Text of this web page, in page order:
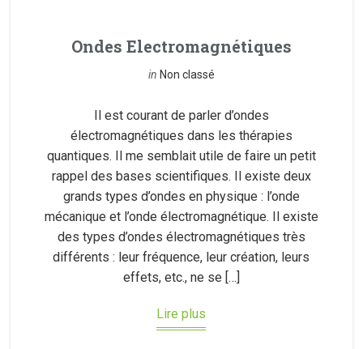
Ondes Electromagnétiques
in Non classé
Il est courant de parler d’ondes
électromagnétiques dans les thérapies
quantiques. Il me semblait utile de faire un petit
rappel des bases scientifiques. Il existe deux
grands types d’ondes en physique : l’onde
mécanique et l’onde électromagnétique. Il existe
des types d’ondes électromagnétiques très
différents : leur fréquence, leur création, leurs
effets, etc., ne se […]
Lire plus